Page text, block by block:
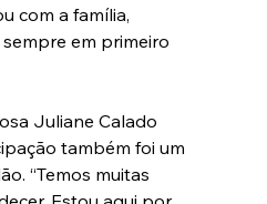
com a família,
em primeiro
Juliane Calado
também foi um
“Temos muitas